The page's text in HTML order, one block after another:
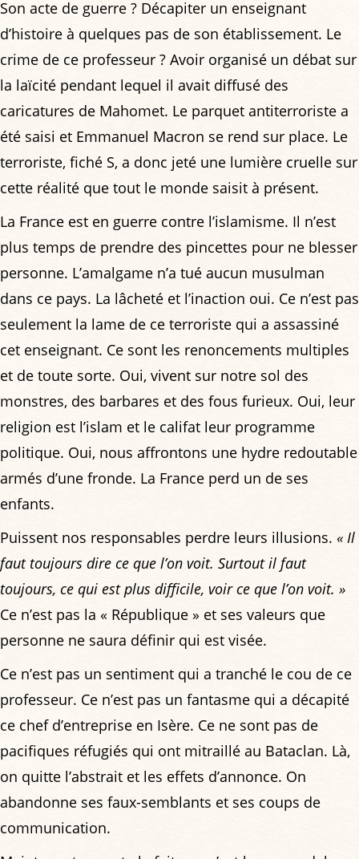
Son acte de guerre ? Décapiter un enseignant
d’histoire à quelques pas de son établissement. Le
crime de ce professeur ? Avoir organisé un débat sur
la laïcité pendant lequel il avait diffusé des
caricatures de Mahomet. Le parquet antiterroriste a
été saisi et Emmanuel Macron se rend sur place. Le
terroriste, fiché S, a donc jeté une lumière cruelle sur
cette réalité que tout le monde saisit à présent.
La France est en guerre contre l’islamisme. Il n’est
plus temps de prendre des pincettes pour ne blesser
personne. L’amalgame n’a tué aucun musulman
dans ce pays. La lâcheté et l’inaction oui. Ce n’est pas
seulement la lame de ce terroriste qui a assassiné
cet enseignant. Ce sont les renoncements multiples
et de toute sorte. Oui, vivent sur notre sol des
monstres, des barbares et des fous furieux. Oui, leur
religion est l’islam et le califat leur programme
politique. Oui, nous affrontons une hydre redoutable
armés d’une fronde. La France perd un de ses
enfants.
Puissent nos responsables perdre leurs illusions. « Il
faut toujours dire ce que l’on voit. Surtout il faut
toujours, ce qui est plus difficile, voir ce que l’on voit. »
Ce n’est pas la « République » et ses valeurs que
personne ne saura définir qui est visée.
Ce n’est pas un sentiment qui a tranché le cou de ce
professeur. Ce n’est pas un fantasme qui a décapité
ce chef d’entreprise en Isère. Ce ne sont pas de
pacifiques réfugiés qui ont mitraillé au Bataclan. Là,
on quitte l’abstrait et les effets d’annonce. On
abandonne ses faux-semblants et ses coups de
communication.